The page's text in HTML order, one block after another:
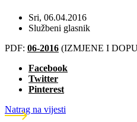
Sri, 06.04.2016
Službeni glasnik
PDF: 06-2016 (IZMJENE I
Facebook
Twitter
Pinterest
Natrag na vijesti